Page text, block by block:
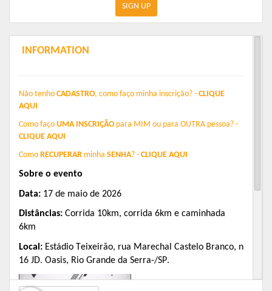
Publico Geral ( sem camiseta)SIGN UP
INFORMATION
Não tenho CADASTRO, como faço minha inscrição? - CLIQUE
AQUI
Como faço UMA INSCRIÇÃO para MIM ou para OUTRA pessoa? -
CLIQUE AQUI
Como RECUPERAR minha SENHA? - CLIQUE AQUI
Sobre o evento
Data: 17 de maio de 2026
Distâncias: Corrida 10km, corrida 6km e caminhada
6km
Local: Estádio Teixeirão, rua Marechal Castelo Branco, n
16 JD. Oasis, Rio Grande da Serra-/SP.